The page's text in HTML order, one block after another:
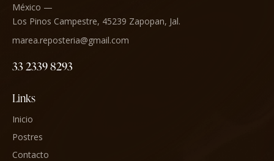
México —
Los Pinos Campestre, 45239 Zapopan, Jal.
marea.reposteria@gmail.com
33 2339 8293
Links
Inicio
Postres
Contacto